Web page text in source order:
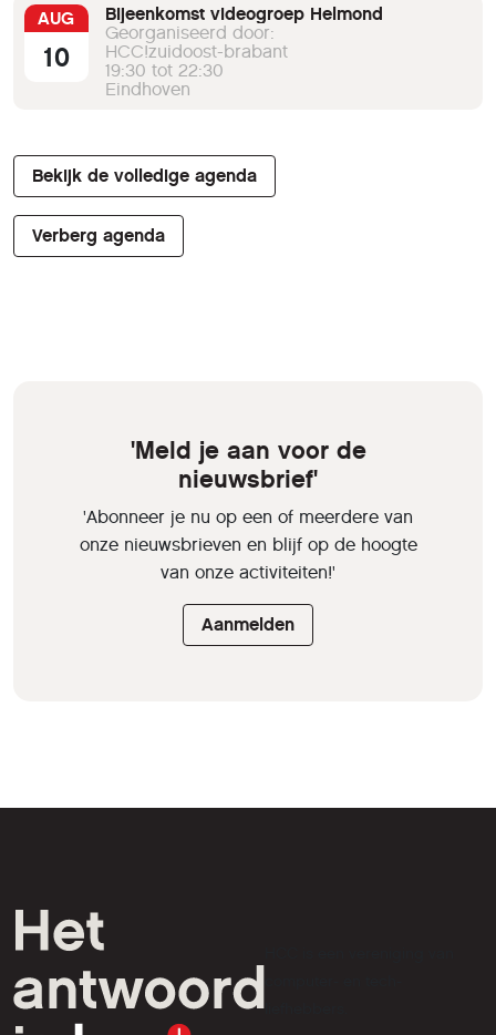
AUG
10
Bijeenkomst videogroep Helmond
Georganiseerd door:
HCC!zuidoost-brabant
19:30 tot 22:30
Eindhoven
Bekijk de volledige agenda
Verberg agenda
'Meld je aan voor de
nieuwsbrief'
'Abonneer je nu op een of meerdere van
onze nieuwsbrieven en blijf op de hoogte
van onze activiteiten!'
Aanmelden
liefhebbers.